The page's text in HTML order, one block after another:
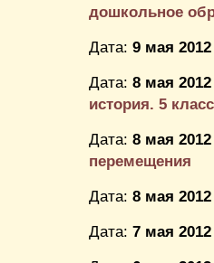
дошкольное
Дата: 9 мая
Дата: 8 мая
история. 5
Дата: 8 мая
перемещения
Дата: 8 мая
Дата: 7 мая